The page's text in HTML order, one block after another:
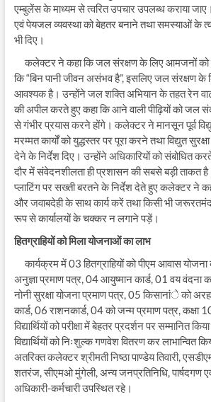
एम्बुलेंस के माध्यम से त्वरित उपचार उपलब्ध कराया
एवं पेयजल व्यवस्था को बेहतर बनाने तथा समस्याओं के
भी दिए।
कलेक्टर ने कहा कि जल संरक्षण के लिए आमजनों
कि “बिन पानी जीवन असंभव है”, इसलिए जल संरक्षण के
आवश्यक है। उन्होंने जल शक्ति अभियान के तहत रेन वाटर
की अपील करते हुए कहा कि आने वाली पीढ़ियों को जल
से गंभीर प्रयास करने होंगे। कलेक्टर ने मानसून पूर्व
मरम्मत कार्यों को युद्धस्तर पर पूरा करने तथा विद्युत
देने के निर्देश दिए। उन्होंने अधिकारियों को संबोधित
दौर में संवेदनशीलता ही प्रशासन की सबसे बड़ी ताकत
प्लाटिंग पर सख्ती बरतने के निर्देश देते हुए कलेक्टर ने
और जवाबदेही के साथ कार्य करें तथा किसी भी
रूप से कार्यालयों के चक्कर न लगाने पड़ें।
हितग्राहियों को मिला योजनाओं का लाभ
कार्यक्रम में 03 हितग्राहियों को पीएम आवास
अनुज्ञा प्रमाण पत्र, 04 आयुष्मान कार्ड, 01 वय वंदना
नोनी सुरक्षा योजना प्रमाण पत्र, 05 किसानांे को
कार्ड, 06 राशनकार्ड, 04 को जन्म प्रमाण पत्र, कक्षा
विद्यार्थियों को परीक्षा में बेहतर प्रदर्शन पर सम्मानित
विद्यार्थियों को निःशुल्क गणवेश वितरण कर लाभान्वित
अतरिक्त कलेक्टर श्रीमती निष्ठा पाण्डेय तिवारी,
शतरंज, सीएमओ मुंगेली, अन्य जनप्रतिनिधि, पार्षदगण एवं
अधिकारी-कर्मचारी उपस्थित रहे।